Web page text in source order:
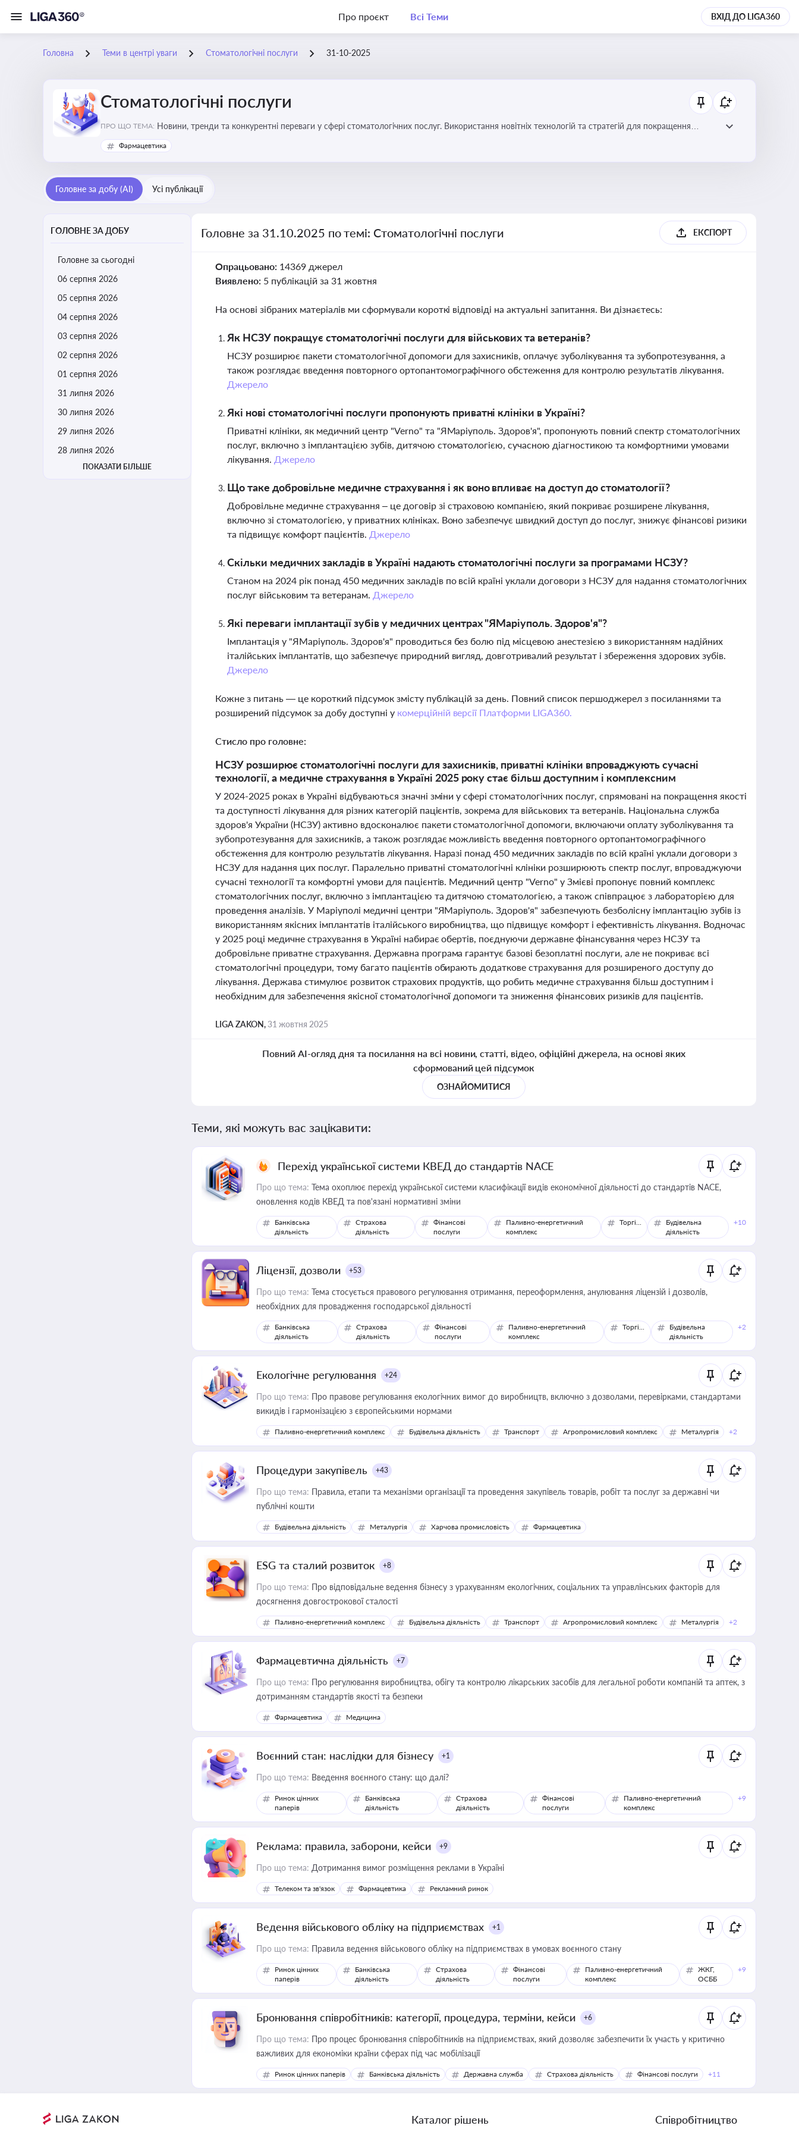
Про проєкт Всі Теми ВХІД ДО LIGA360
Головна Теми в центрі уваги Стоматологічні послуги 31-10-2025
Стоматологічні послуги
ПРО ЩО ТЕМА: Новини, тренди та конкурентні переваги у сфері стоматологічних послуг. Використання новітніх технологій та стратегій для покращення
обслуговування
Фармацевтика
Головне за добу (AI) Усі публікації
ГОЛОВНЕ ЗА ДОБУ
Головне за сьогодні
06 серпня 2026
05 серпня 2026
04 серпня 2026
03 серпня 2026
02 серпня 2026
01 серпня 2026
31 липня 2026
30 липня 2026
29 липня 2026
28 липня 2026
ПОКАЗАТИ БІЛЬШЕ
Головне за 31.10.2025 по темі: Стоматологічні послуги ЕКСПОРТ
Опрацьовано: 14369 джерел
Виявлено: 5 публікацій за 31 жовтня
На основі зібраних матеріалів ми сформували короткі відповіді на актуальні запитання. Ви дізнаєтесь:
Як НСЗУ покращує стоматологічні послуги для військових та ветеранів?
НСЗУ розширює пакети стоматологічної допомоги для захисників, оплачує зуболікування та зубопротезування, а
також розглядає введення повторного ортопантомографічного обстеження для контролю результатів лікування.
Джерело
Які нові стоматологічні послуги пропонують приватні клініки в Україні?
Приватні клініки, як медичний центр "Verno" та "ЯМаріуполь. Здоров'я", пропонують повний спектр стоматологічних
послуг, включно з імплантацією зубів, дитячою стоматологією, сучасною діагностикою та комфортними умовами
лікування. Джерело
Що таке добровільне медичне страхування і як воно впливає на доступ до стоматології?
Добровільне медичне страхування – це договір зі страховою компанією, який покриває розширене лікування,
включно зі стоматологією, у приватних клініках. Воно забезпечує швидкий доступ до послуг, знижує фінансові ризики
та підвищує комфорт пацієнтів. Джерело
Скільки медичних закладів в Україні надають стоматологічні послуги за програмами НСЗУ?
Станом на 2024 рік понад 450 медичних закладів по всій країні уклали договори з НСЗУ для надання стоматологічних
послуг військовим та ветеранам. Джерело
Які переваги імплантації зубів у медичних центрах "ЯМаріуполь. Здоров'я"?
Імплантація у "ЯМаріуполь. Здоров'я" проводиться без болю під місцевою анестезією з використанням надійних
італійських імплантатів, що забезпечує природний вигляд, довготривалий результат і збереження здорових зубів.
Джерело
Кожне з питань — це короткий підсумок змісту публікацій за день. Повний список першоджерел з посиланнями та
розширений підсумок за добу доступні у комерційній версії Платформи LIGA360.
Стисло про головне:
НСЗУ розширює стоматологічні послуги для захисників, приватні клініки впроваджують сучасні
технології, а медичне страхування в Україні 2025 року стає більш доступним і комплексним
У 2024-2025 роках в Україні відбуваються значні зміни у сфері стоматологічних послуг, спрямовані на покращення якості
та доступності лікування для різних категорій пацієнтів, зокрема для військових та ветеранів. Національна служба
здоров'я України (НСЗУ) активно вдосконалює пакети стоматологічної допомоги, включаючи оплату зуболікування та
зубопротезування для захисників, а також розглядає можливість введення повторного ортопантомографічного
обстеження для контролю результатів лікування. Наразі понад 450 медичних закладів по всій країні уклали договори з
НСЗУ для надання цих послуг. Паралельно приватні стоматологічні клініки розширюють спектр послуг, впроваджуючи
сучасні технології та комфортні умови для пацієнтів. Медичний центр "Verno" у Змієві пропонує повний комплекс
стоматологічних послуг, включно з імплантацією та дитячою стоматологією, а також співпрацює з лабораторією для
проведення аналізів. У Маріуполі медичні центри "ЯМаріуполь. Здоров'я" забезпечують безболісну імплантацію зубів із
використанням якісних імплантатів італійського виробництва, що підвищує комфорт і ефективність лікування. Водночас
у 2025 році медичне страхування в Україні набирає обертів, поєднуючи державне фінансування через НСЗУ та
добровільне приватне страхування. Державна програма гарантує базові безоплатні послуги, але не покриває всі
стоматологічні процедури, тому багато пацієнтів обирають додаткове страхування для розширеного доступу до
лікування. Держава стимулює розвиток страхових продуктів, що робить медичне страхування більш доступним і
необхідним для забезпечення якісної стоматологічної допомоги та зниження фінансових ризиків для пацієнтів.
LIGA ZAKON,31 жовтня 2025
Повний AI-огляд дня та посилання на всі новини, статті, відео, офіційні джерела, на основі яких
сформований цей підсумок
ОЗНАЙОМИТИСЯ
Теми, які можуть вас зацікавити:
Перехід української системи КВЕД до стандартів NACE
Про що тема: Тема охоплює перехід української системи класифікації видів економічної діяльності до стандартів NACE,
оновлення кодів КВЕД та пов'язані нормативні зміни
Банківська
діяльність
Страхова
діяльність
Фінансові
послуги
Паливно-енергетичний
комплекс
Торгівля
Будівельна
діяльність
+10
Ліцензії, дозволи +53
Про що тема: Тема стосується правового регулювання отримання, переоформлення, анулювання ліцензій і дозволів,
необхідних для провадження господарської діяльності
Банківська
діяльність
Страхова
діяльність
Фінансові
послуги
Паливно-енергетичний
комплекс
Торгівля
Будівельна
діяльність
+2
Екологічне регулювання +24
Про що тема: Про правове регулювання екологічних вимог до виробництв, включно з дозволами, перевірками, стандартами
викидів і гармонізацією з європейськими нормами
Паливно-енергетичний комплекс Будівельна діяльність Транспорт Агропромисловий комплекс Металургія +2
Процедури закупівель +43
Про що тема: Правила, етапи та механізми організації та проведення закупівель товарів, робіт та послуг за державні чи
публічні кошти
Будівельна діяльність Металургія Харчова промисловість Фармацевтика
ESG та сталий розвиток +8
Про що тема: Про відповідальне ведення бізнесу з урахуванням екологічних, соціальних та управлінських факторів для
досягнення довгострокової сталості
Паливно-енергетичний комплекс Будівельна діяльність Транспорт Агропромисловий комплекс Металургія +2
Фармацевтична діяльність +7
Про що тема: Про регулювання виробництва, обігу та контролю лікарських засобів для легальної роботи компаній та аптек, з
дотриманням стандартів якості та безпеки
Фармацевтика Медицина
Воєнний стан: наслідки для бізнесу +1
Про що тема: Введення воєнного стану: що далі?
Ринок цінних
паперів
Банківська
діяльність
Страхова
діяльність
Фінансові
послуги
Паливно-енергетичний
комплекс
+9
Реклама: правила, заборони, кейси +9
Про що тема: Дотримання вимог розміщення реклами в Україні
Телеком та зв'язок Фармацевтика Рекламний ринок
Ведення військового обліку на підприємствах +1
Про що тема: Правила ведення військового обліку на підприємствах в умовах воєнного стану
Ринок цінних
паперів
Банківська
діяльність
Страхова
діяльність
Фінансові
послуги
Паливно-енергетичний
комплекс
ЖКГ,
ОСББ
+9
Бронювання співробітників: категорії, процедура, терміни, кейси +6
Про що тема: Про процес бронювання співробітників на підприємствах, який дозволяє забезпечити їх участь у критично
важливих для економіки країни сферах під час мобілізації
Ринок цінних паперів Банківська діяльність Державна служба Страхова діяльність Фінансові послуги +11
Каталог рішень Співробітництво